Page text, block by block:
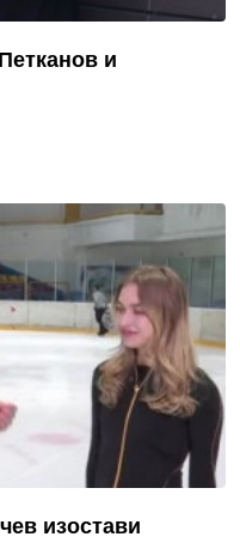
и
изостави